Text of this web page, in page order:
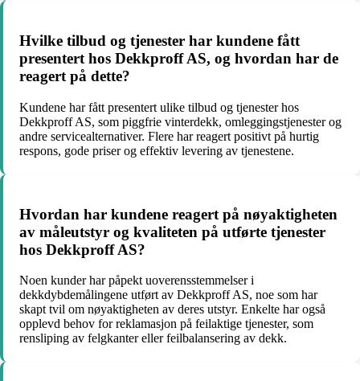
Hvilke tilbud og tjenester har kundene fått
presentert hos Dekkproff AS, og hvordan har de
reagert på dette?
Kundene har fått presentert ulike tilbud og tjenester hos
Dekkproff AS, som piggfrie vinterdekk, omleggingstjenester og
andre servicealternativer. Flere har reagert positivt på hurtig
respons, gode priser og effektiv levering av tjenestene.
Hvordan har kundene reagert på nøyaktigheten
av måleutstyr og kvaliteten på utførte tjenester
hos Dekkproff AS?
Noen kunder har påpekt uoverensstemmelser i
dekkdybdemålingene utført av Dekkproff AS, noe som har
skapt tvil om nøyaktigheten av deres utstyr. Enkelte har også
opplevd behov for reklamasjon på feilaktige tjenester, som
rensliping av felgkanter eller feilbalansering av dekk.